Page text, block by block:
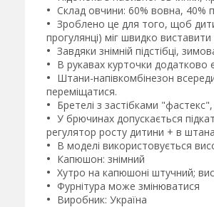
Склад овчини: 60% вовна, 40%
Зроблено це для того, щоб
прогулянці) міг швидко
Завдяки знімній підстібці,
В рукавах курточки додатково
Штани-напівкомбінезон
переміщатися.
Бретелі з застібками
У брючинах допускається
регулятор росту дитини + в
В моделі використовується
Капюшон: знімний
Хутро на капюшоні штучний;
Фурнітура може змінюватися
Виробник: Україна